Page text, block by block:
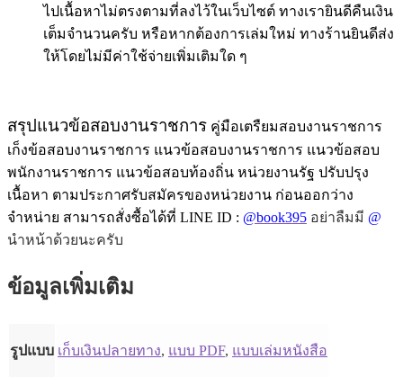
ไปเนื้อหาไม่ตรงตามที่ลงไว้ในเว็บไซต์ ทางเรายินดีคืนเงิน
เต็มจำนวนครับ หรือหากต้องการเล่มใหม่ ทางร้านยินดีส่ง
ให้โดยไม่มีค่าใช้จ่ายเพิ่มเติมใด ๆ
สรุปแนวข้อสอบงานราชการ คู่มือเตรืยมสอบงานราชการ
เก็งข้อสอบงานราชการ แนวข้อสอบงานราชการ แนวข้อสอบ
พนักงานราชการ แนวข้อสอบท้องถิ่น หน่วยงานรัฐ ปรับปรุง
เนื้อหา ตามประกาศรับสมัครของหน่วยงาน ก่อนออกว่าง
จำหน่าย สามารถสั่งซื้อได้ที่ LINE ID : @book395 อย่าลืมมี @
นำหน้าด้วยนะครับ
ข้อมูลเพิ่มเติม
รูปแบบ เก็บเงินปลายทาง, แบบ PDF, แบบเล่มหนังสือ